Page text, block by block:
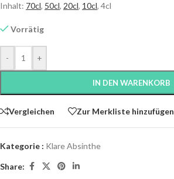
Inhalt: 70cl, 50cl, 20cl, 10cl, 4cl
Vorrätig
- +
IN DEN WARENKORB
Vergleichen Zur Merkliste hinzufügen
Kategorie : Klare Absinthe
Share: